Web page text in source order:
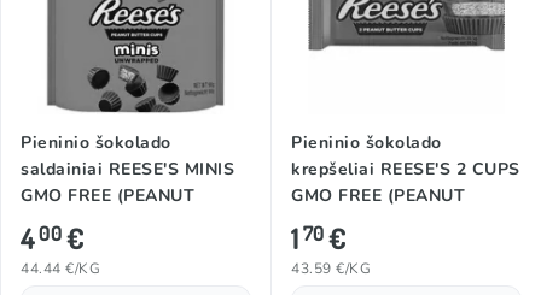
Pieninio šokolado
saldainiai REESE'S MINIS
GMO FREE (PEANUT
BUTTER), 90g
400€
44.44 €/KG
Pieninio šokolado
krepšeliai REESE'S 2 CUPS
GMO FREE (PEANUT
BUTTER), 39,5g
170€
43.59 €/KG